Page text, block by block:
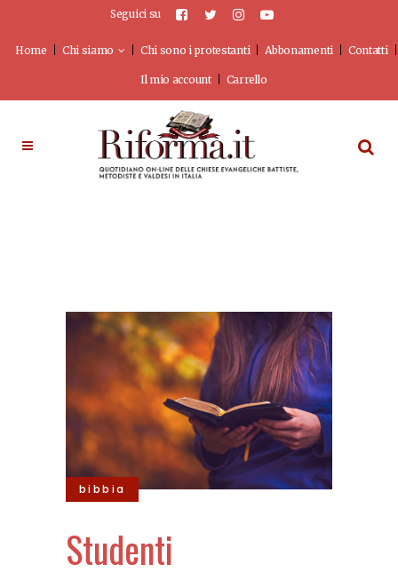
Seguici su
Home Chi siamo Chi sono i protestanti Abbonamenti Contatti
Il mio account Carrello
bibbia
Studenti